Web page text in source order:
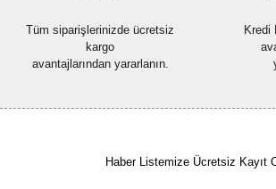
Tüm siparişlerinizde ücretsiz
kargo
avantajlarından yararlanın.
Kredi
Haber Listemize Ücretsiz Kayıt